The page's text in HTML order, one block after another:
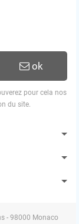
ok
pour cela nos
du site.
- 98000 Monaco